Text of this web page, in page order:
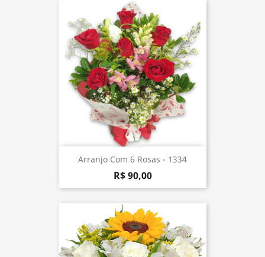
Arranjo Com 6 Rosas - 1334
R$ 90,00